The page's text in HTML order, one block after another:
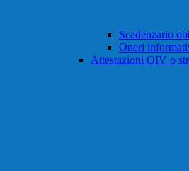
Scadenzario
Oneri
Attestazioni OIV o